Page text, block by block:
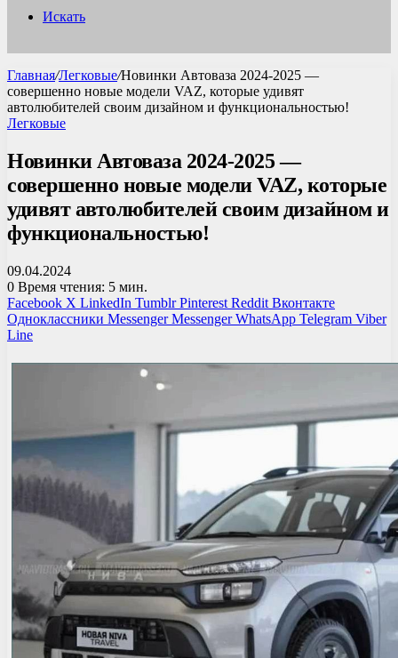
Искать
Главная/Легковые/Новинки Автоваза 2024-2025 —
совершенно новые модели VAZ, которые удивят
автолюбителей своим дизайном и функциональностью!
Легковые
Новинки Автоваза 2024-2025 —
совершенно новые модели VAZ, которые
удивят автолюбителей своим дизайном и
функциональностью!
09.04.2024
0 Время чтения: 5 мин.
Facebook X LinkedIn Tumblr Pinterest Reddit Вконтакте
Одноклассники Messenger Messenger WhatsApp Telegram Viber
Line